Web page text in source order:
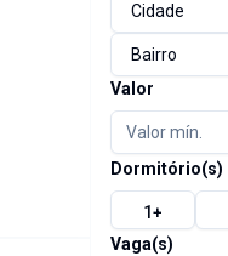
Cidade
Bairro
Valor
Dormitório(s)
1+
Vaga(s)